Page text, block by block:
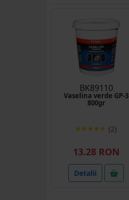
BK89110
Vaselina verde GP-3
800gr
(2)
13.28 RON
Detalii